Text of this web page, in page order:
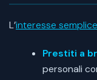
L’interesse semplice
Prestiti a
personali